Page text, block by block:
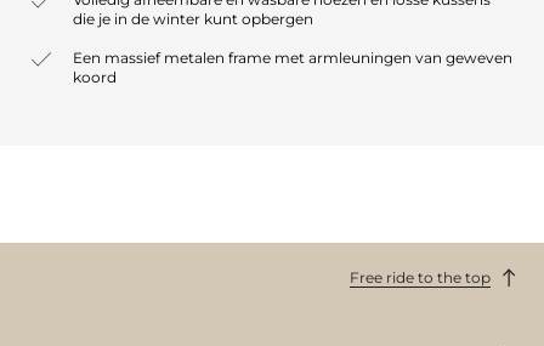
die je in de winter kunt opbergen
Een massief metalen frame met armleuningen van geweven
koord
Free ride to the top